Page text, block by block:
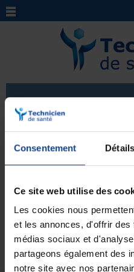
Consentement Détails
Ce site web utilise des
Les cookies nous
et les annonces, d'offrir
médias sociaux et
partageons également des
notre site avec nos
Veilleuse
Découvrez notre sélection
pour vous
recherchiez une solution
dans l'obscurité, notre
de qualité pour répondre
plus et optez pour une
qui améliorera votre
Aucun produit pour le moment.